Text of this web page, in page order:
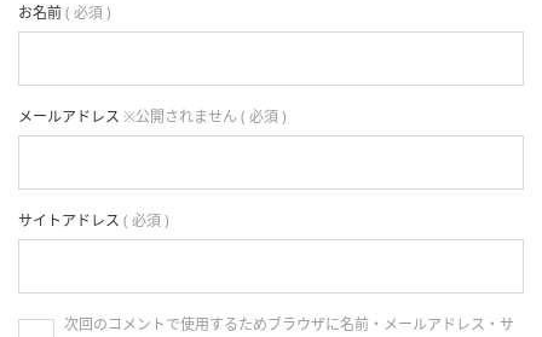
お名前( 必須 )
メールアドレス ※公開されません ( 必須 )
サイトアドレス ( 必須 )
次回のコメントで使用するためブラウザに名前・メールアドレス・サ